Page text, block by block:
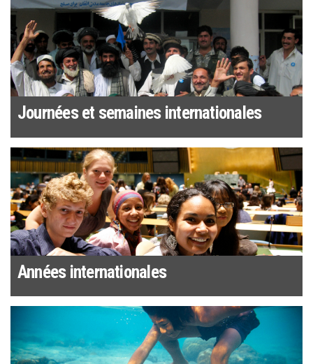
Journées et semaines internationales
Années internationales